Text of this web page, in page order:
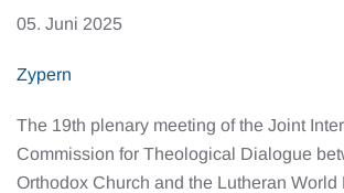
05. Juni 2025
Zypern
The 19th plenary meeting of the Joint
Commission for Theological Dialogue
Orthodox Church and the Lutheran World